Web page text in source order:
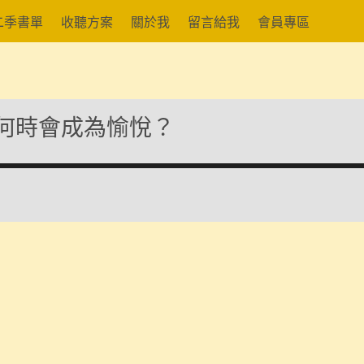
季書單 收聽方案 關於我 留言給我 會員專區
時會成為愉悅？